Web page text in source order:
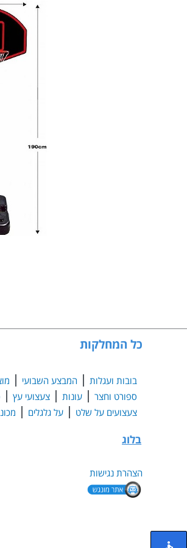
כל המחלקות
בובות ועגלות המבצע השבועי
ספורט וחצר
עונות צעצועי עץ
צעצועים על שלט
על גלגלים
בלוג
הצהרת נגישות